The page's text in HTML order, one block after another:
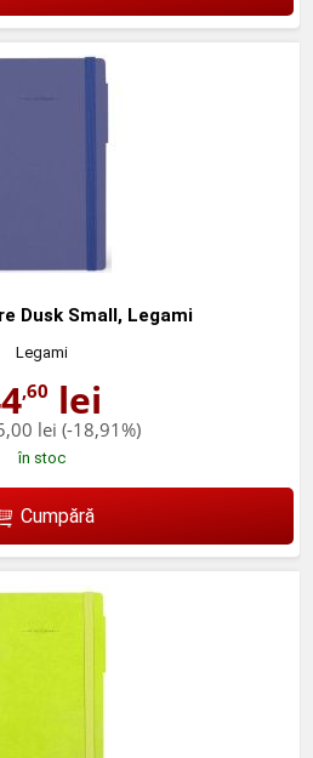
Dusk Small, Legami
Legami
,60 lei
lei (-18,91%)
în stoc
Cumpără